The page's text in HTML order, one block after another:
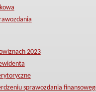
2023
sprawozdania